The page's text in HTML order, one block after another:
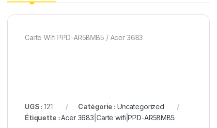
Carte WIfi PPD-AR5BMB5 / Acer 3683
UGS :121 Catégorie : Uncategorized
Étiquette :Acer 3683|Carte wifi|PPD-AR5BMB5